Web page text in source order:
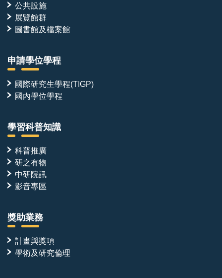
公共設施
展覽館群
圖書館及檔案館
申請學位學程
國際研究生學程(TIGP)
國內學位學程
學習科普知識
科普推廣
研之有物
中研院訊
影音專區
獎助業務
計畫與獎項
學術及研究倫理